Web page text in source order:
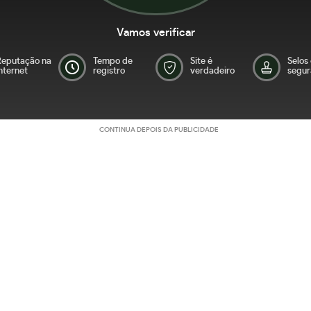
Vamos verificar
na
Tempo de
registro
Site é
verdadeiro
Selos
CONTINUA DEPOIS DA PUBLICIDADE